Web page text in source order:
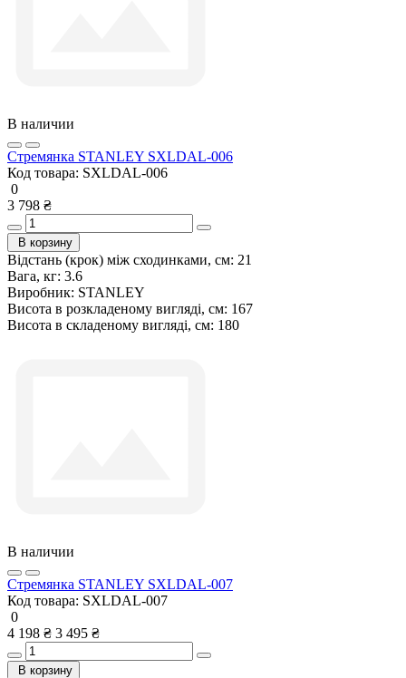
В наличии
Стремянка STANLEY SXLDAL-006
Код товара: SXLDAL-006
0
3 798 ₴
В корзину
Відстань (крок) між сходинками, см: 21
Вага, кг: 3.6
Виробник: STANLEY
Висота в розкладеному вигляді, см: 167
Висота в складеному вигляді, см: 180
В наличии
Стремянка STANLEY SXLDAL-007
Код товара: SXLDAL-007
0
4 198 ₴ 3 495 ₴
В корзину